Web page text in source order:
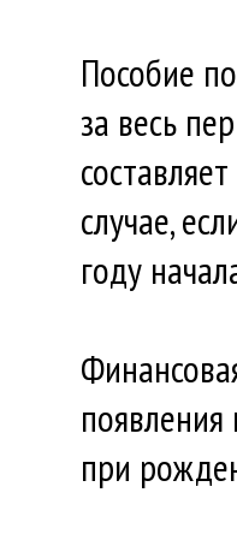
Пособие
за весь
случае,
году
при